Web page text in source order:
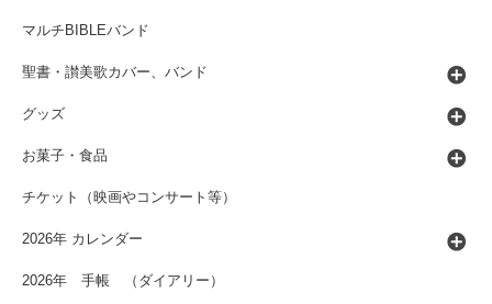
マルチBIBLEバンド
聖書・讃美歌カバー、バンド
グッズ
お菓子・食品
チケット（映画やコンサート等）
2026年 カレンダー
2026年 手帳 （ダイアリー）